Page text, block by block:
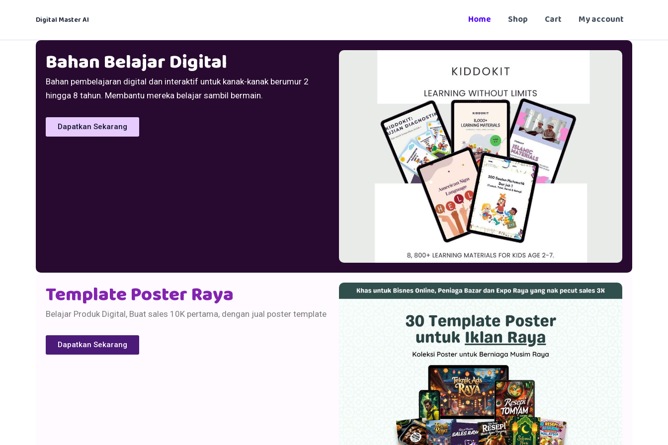
Digital Master AI Home Shop Cart My account
Bahan Belajar Digital
Bahan pembelajaran digital dan interaktif untuk kanak-kanak berumur 2
hingga 8 tahun. Membantu mereka belajar sambil bermain.
Dapatkan Sekarang
Template Poster Raya
Belajar Produk Digital, Buat sales 10K pertama, dengan jual poster template
Dapatkan Sekarang